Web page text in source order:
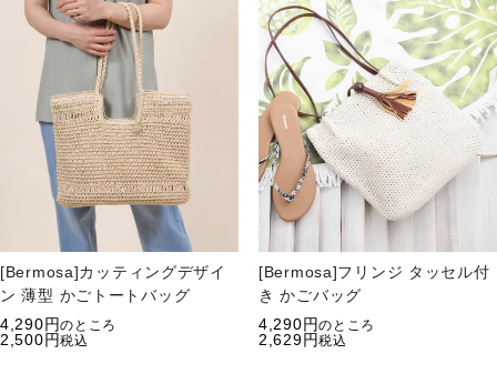
[Bermosa]カッティングデザイ
ン 薄型 かごトートバッグ
4,290
のところ
2,500 税込
[Bermosa]フリンジ タッセル付
き かごバッグ
4,290
のところ
2,629 税込